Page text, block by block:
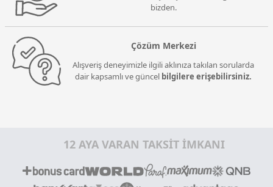
bizden.
Çözüm Merkezi
Alışveriş deneyimizle ilgili aklınıza takılan sorularda
dair kapsamlı ve güncel bilgilere erişebilirsiniz.
12 AYA VARAN TAKSİT İMKANI